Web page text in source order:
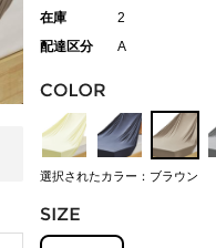
在庫
2
配達区分
A
選択されたカラー：ブラウン